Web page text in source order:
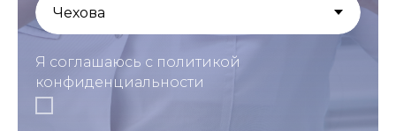
Я соглашаюсь с политикой
конфиденциальности